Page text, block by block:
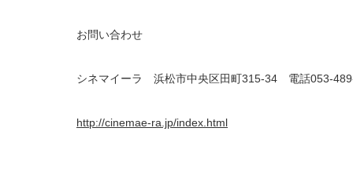
お問い合わせ
シネマイーラ 浜松市中央区田町315-34 電話053-
http://cinemae-ra.jp/index.html